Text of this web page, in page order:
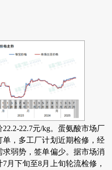
22.7元/kg。蛋氨酸市场厂
，多工厂计划近期检修，经
弱势，签单偏少。据市场消
月下旬至8月上旬轮流检修，